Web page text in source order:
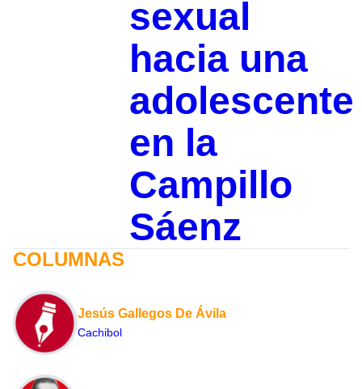
sexual
hacia una
adolescente
en la
Campillo
Sáenz
COLUMNAS
Jesús Gallegos De Ávila
Cachibol